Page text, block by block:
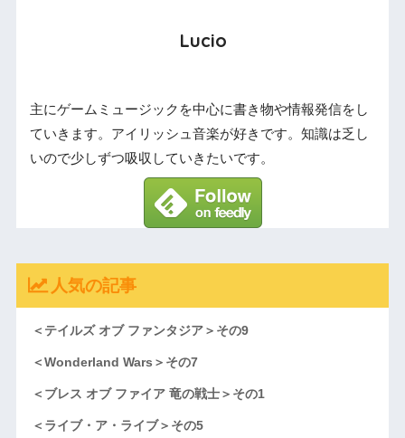
Lucio
主にゲームミュージックを中心に書き物や情報発信をし
ていきます。アイリッシュ音楽が好きです。知識は乏し
いので少しずつ吸収していきたいです。
人気の記事
＜テイルズ オブ ファンタジア＞その9
＜Wonderland Wars＞その7
＜ブレス オブ ファイア 竜の戦士＞その1
＜ライブ・ア・ライブ＞その5